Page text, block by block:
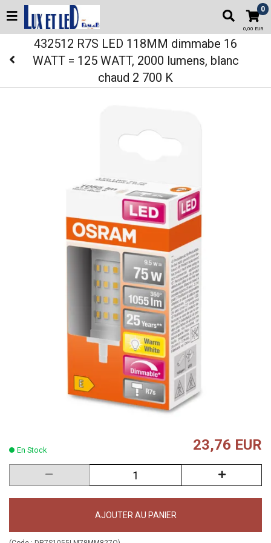
0
0,00 EUR
432512 R7S LED 118MM dimmabe 16
WATT = 125 WATT, 2000 lumens, blanc
chaud 2 700 K
En Stock 23,76 EUR
AJOUTER AU PANIER